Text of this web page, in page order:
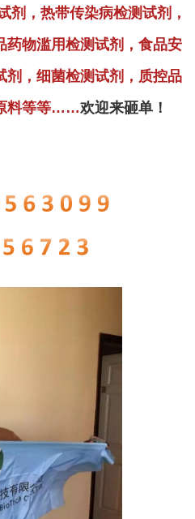
剂，热带传染病检测试剂，
药物滥用检测试剂，食品安
剂，细菌检测试剂，质控品
料等等……欢迎来砸单！